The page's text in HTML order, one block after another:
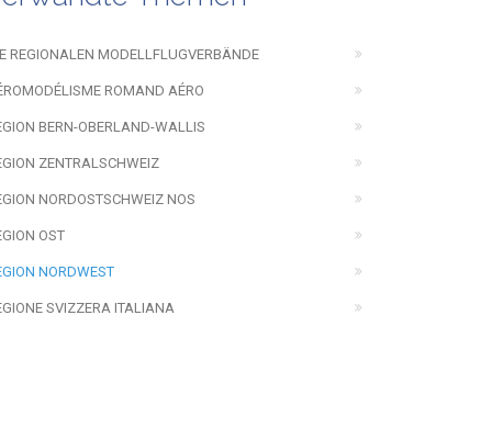
REGIONALEN MODELLFLUGVERBÄNDE
ROMAND AÉRO
BERN-OBERLAND-WALLIS
ZENTRALSCHWEIZ
NORDOSTSCHWEIZ NOS
OST
NORDWEST
SVIZZERA ITALIANA